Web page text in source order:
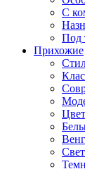
С
Под
Прихожие
Цвет